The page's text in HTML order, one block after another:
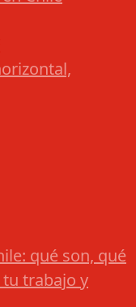
qué son, qué
trabajo y